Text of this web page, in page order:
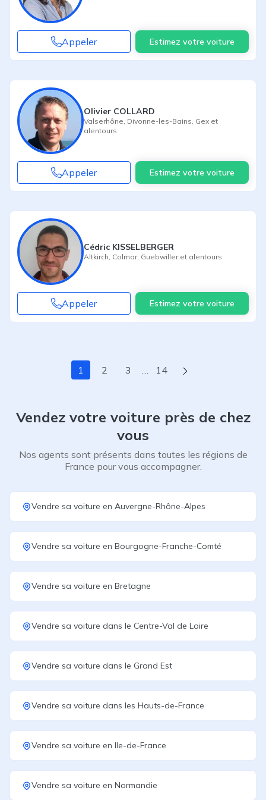
Appeler Estimez votre voiture
Olivier COLLARD
Valserhône Divonne-les-Bains Gex et
alentours
Appeler Estimez votre voiture
Cédric KISSELBERGER
Altkirch Colmar, Guebwilleret alentours
Appeler Estimez votre voiture
1 2 3 … 14
Vendez votre voiture près de chez
vous
Nos agents sont présents dans toutes les régions de
France pour vous accompagner.
Vendre sa voiture en Auvergne-Rhône-Alpes
Vendre sa voiture en Bourgogne-Franche-Comté
Vendre sa voiture en Bretagne
Vendre sa voiture dans le Centre-Val de Loire
Vendre sa voiture dans le Grand Est
Vendre sa voiture dans les Hauts-de-France
Vendre sa voiture en Ile-de-France
Vendre sa voiture en Normandie